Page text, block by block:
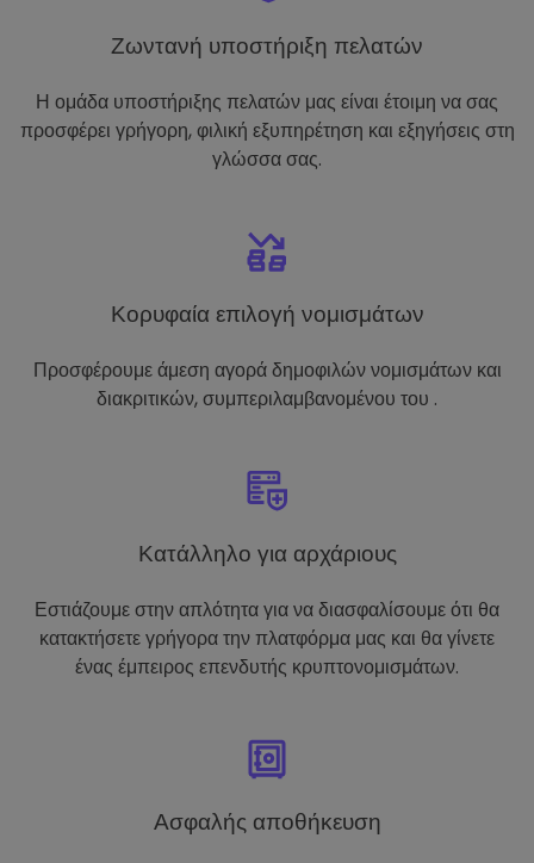
Ζωντανή υποστήριξη πελατών
Η ομάδα υποστήριξης πελατών μας είναι έτοιμη να σας
προσφέρει γρήγορη, φιλική εξυπηρέτηση και εξηγήσεις στη
γλώσσα σας.
Κορυφαία επιλογή νομισμάτων
Προσφέρουμε άμεση αγορά δημοφιλών νομισμάτων και
διακριτικών, συμπεριλαμβανομένου του .
Κατάλληλο για αρχάριους
Εστιάζουμε στην απλότητα για να διασφαλίσουμε ότι θα
κατακτήσετε γρήγορα την πλατφόρμα μας και θα γίνετε
ένας έμπειρος επενδυτής κρυπτονομισμάτων.
Ασφαλής αποθήκευση